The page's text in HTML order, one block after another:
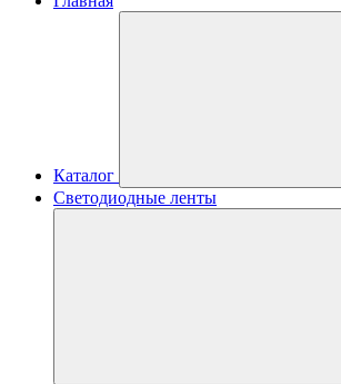
Каталог
Светодиодные ленты